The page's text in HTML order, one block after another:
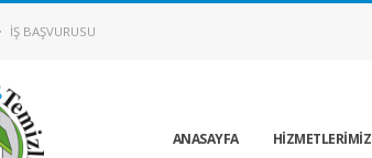
İŞ BAŞVURUSU
ANASAYFA HİZMETLERİMİZ